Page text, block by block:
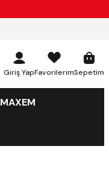
Giriş YapFavorilerimSepetim
MAXEM